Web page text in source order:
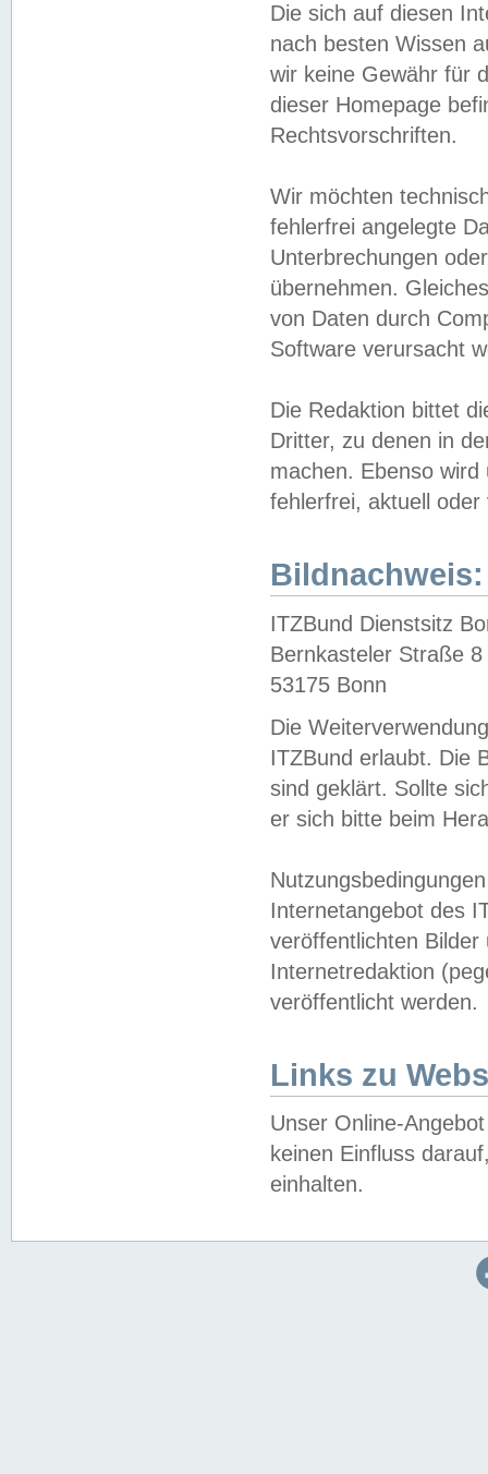
Die sich auf diesen
nach besten Wissen
wir keine Gewähr für
dieser Homepage
Rechtsvorschriften.
Wir möchten
fehlerfrei angelegte
Unterbrechungen
übernehmen.
von Daten durch
Software verursacht
Die Redaktion bittet
Dritter, zu denen in
machen. Ebenso
fehlerfrei, aktuell oder
Bildnachweis:
ITZBund Dienstsitz
Bernkasteler Straße 8
53175 Bonn
Die
ITZBund erlaubt. Die
sind geklärt. Sollte
er sich bitte beim
Internetangebot des
veröffentlichten
Internetredaktion
veröffentlicht werden.
Links zu
Unser Online-
keinen Einfluss
einhalten.